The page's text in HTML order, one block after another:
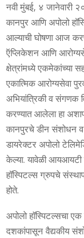
नवी मुंबई, ४ जानेवारी
कानपुर आणि अपोलो
आल्याची घोषणा आज
ऍप्लिकेशन आणि
क्षेत्रांमध्ये एकमेकांच्या
एकात्मिक आरोग्यसेवा
अभियांत्रिकी व संगणक
करण्यात आलेला हा
कानपुरचे डीन संशोधन व
डायरेक्टर अपोलो
केल्या. यावेळी
हॉस्पिटल्स ग्रुपचे
होते.
अपोलो हॉस्पिटल्सचा
दशकांपासून वैद्यकीय